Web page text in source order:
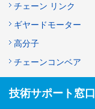
チェーン リンク
ギヤードモーター
高分子
チェーンコンベア
技術サポート窓口